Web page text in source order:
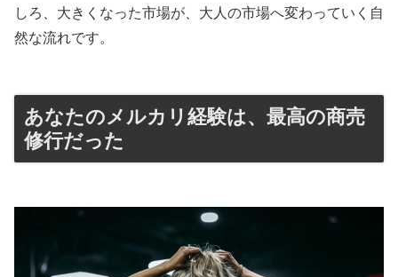
しろ、大きくなった市場が、大人の市場へ変わっていく自
然な流れです。
あなたのメルカリ経験は、最高の商売
修行だった